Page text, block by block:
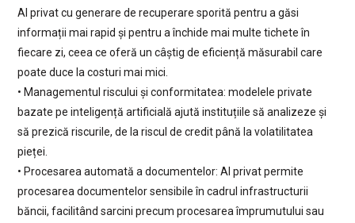
AI privat cu generare de recuperare sporită pentru a găsi
informații mai rapid și pentru a închide mai multe tichete în
fiecare zi, ceea ce oferă un câștig de eficiență măsurabil care
poate duce la costuri mai mici.
• Managementul riscului și conformitatea: modelele private
bazate pe inteligență artificială ajută instituțiile să analizeze și
să prezică riscurile, de la riscul de credit până la volatilitatea
pieței.
• Procesarea automată a documentelor: AI privat permite
procesarea documentelor sensibile în cadrul infrastructurii
băncii, facilitând sarcini precum procesarea împrumutului sau